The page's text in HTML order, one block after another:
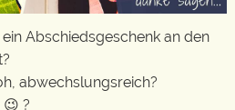
Abschiedsgeschenk an den
abwechslungsreich?
?